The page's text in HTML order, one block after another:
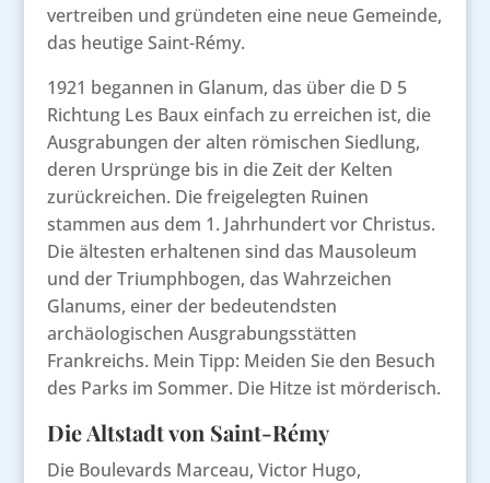
vertreiben und gründeten eine neue Gemeinde,
das heutige Saint-Rémy.
1921 begannen in Glanum, das über die D 5
Richtung Les Baux einfach zu erreichen ist, die
Ausgrabungen der alten römischen Siedlung,
deren Ursprünge bis in die Zeit der Kelten
zurückreichen. Die freigelegten Ruinen
stammen aus dem 1. Jahrhundert vor Christus.
Die ältesten erhaltenen sind das Mausoleum
und der Triumphbogen, das Wahrzeichen
Glanums, einer der bedeutendsten
archäologischen Ausgrabungsstätten
Frankreichs. Mein Tipp: Meiden Sie den Besuch
des Parks im Sommer. Die Hitze ist mörderisch.
Die Altstadt von Saint-Rémy
Die Boulevards Marceau, Victor Hugo,